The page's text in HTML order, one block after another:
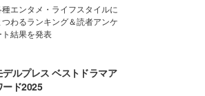
種エンタメ・ライフスタイルに
つわるランキング＆読者アンケ
ト結果を発表
デルプレス ベストドラマア
ード2025